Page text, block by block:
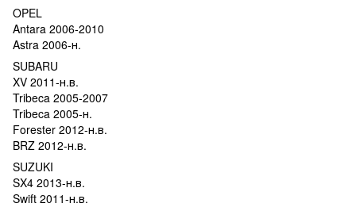
OPEL
Antara 2006-2010
Astra 2006-н.
SUBARU
XV 2011-н.в.
Tribeca 2005-2007
Tribeca 2005-н.
Forester 2012-н.в.
BRZ 2012-н.в.
SUZUKI
SX4 2013-н.в.
Swift 2011-н.в.